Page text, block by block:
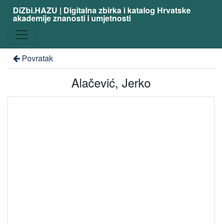
DiZbi.HAZU | Digitalna zbirka i katalog Hrvatske
akademije znanosti i umjetnosti
Povratak
Alačević, Jerko